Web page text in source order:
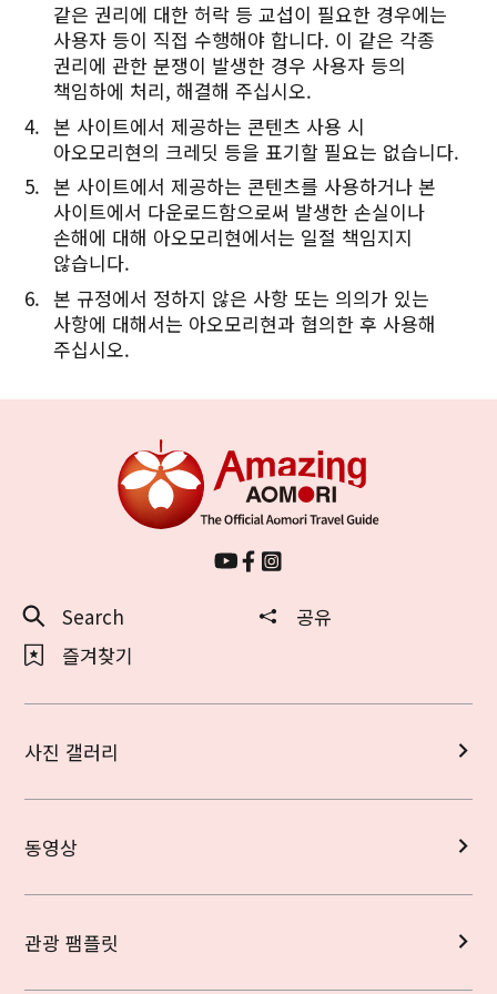
같은 권리에 대한 허락 등 교섭이 필요한 경우에는
사용자 등이 직접 수행해야 합니다. 이 같은 각종
권리에 관한 분쟁이 발생한 경우 사용자 등의
책임하에 처리, 해결해 주십시오.
본 사이트에서 제공하는 콘텐츠 사용 시
아오모리현의 크레딧 등을 표기할 필요는 없습니다.
본 사이트에서 제공하는 콘텐츠를 사용하거나 본
사이트에서 다운로드함으로써 발생한 손실이나
손해에 대해 아오모리현에서는 일절 책임지지
않습니다.
본 규정에서 정하지 않은 사항 또는 의의가 있는
사항에 대해서는 아오모리현과 협의한 후 사용해
주십시오.
Search
공유
즐겨찾기
사진 갤러리
동영상
관광 팸플릿